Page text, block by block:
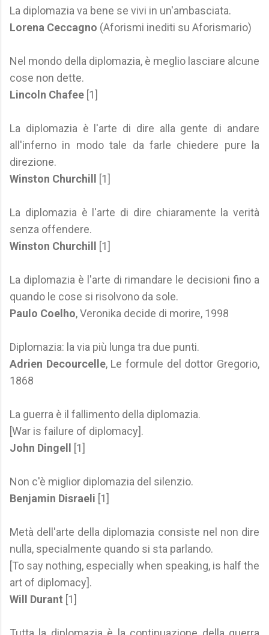
La diplomazia va bene se vivi in un'ambasciata.
Lorena Ceccagno (Aforismi inediti su Aforismario)
Nel mondo della diplomazia, è meglio lasciare alcune
cose non dette.
Lincoln Chafee [1]
La diplomazia è l'arte di dire alla gente di andare
all'inferno in modo tale da farle chiedere pure la
direzione.
Winston Churchill
[1]
La diplomazia è l'arte di dire chiaramente la verità
senza offendere.
Winston Churchill
[1]
La diplomazia è l'arte di rimandare le decisioni fino a
quando le cose si risolvono da sole.
Paulo Coelho, Veronika decide di morire, 1998
Diplomazia: la via più lunga tra due punti.
Adrien Decourcelle, Le formule del dottor Gregorio,
1868
La guerra è il fallimento della diplomazia.
[War is failure of diplomacy].
John Dingell
[1]
Non c'è miglior diplomazia del silenzio.
Benjamin Disraeli [1]
Metà dell'arte della diplomazia consiste nel non dire
nulla, specialmente quando si sta parlando.
[To say nothing, especially when speaking, is half the
art of diplomacy].
Will Durant [1]